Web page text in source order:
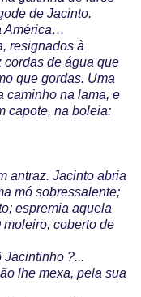
de Jacinto.
América…
resignados à
cordas de água que
que gordas. Uma
caminho na lama, e
capote, na boleia:
antraz. Jacinto abria
mó sobressalente;
espremia aquela
coberto de
Jacintinho ?...
lhe mexa, pela sua